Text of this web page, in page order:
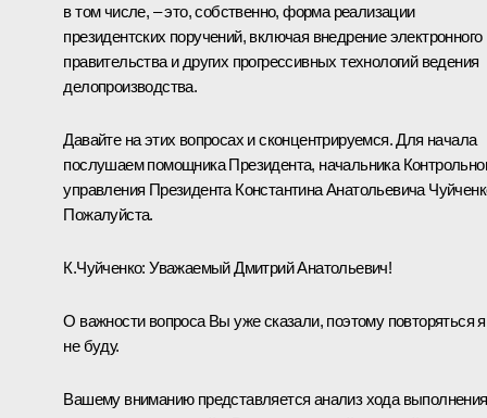
в том числе, – это, собственно, форма реализации
президентских поручений, включая внедрение электронного
правительства и других прогрессивных технологий ведения
делопроизводства.
Давайте на этих вопросах и сконцентрируемся. Для начала
послушаем помощника Президента, начальника
управления Президента Константина Анатольевича
Пожалуйста.
К.Чуйченко: Уважаемый Дмитрий Анатольевич!
О важности вопроса Вы уже сказали, поэтому повторяться я
не буду.
Вашему вниманию представляется анализ хода выполнения